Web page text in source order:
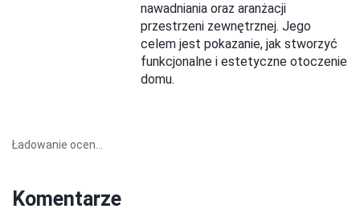
nawadniania oraz aranżacji
przestrzeni zewnętrznej. Jego
celem jest pokazanie, jak stworzyć
funkcjonalne i estetyczne otoczenie
domu.
Ładowanie ocen...
Komentarze